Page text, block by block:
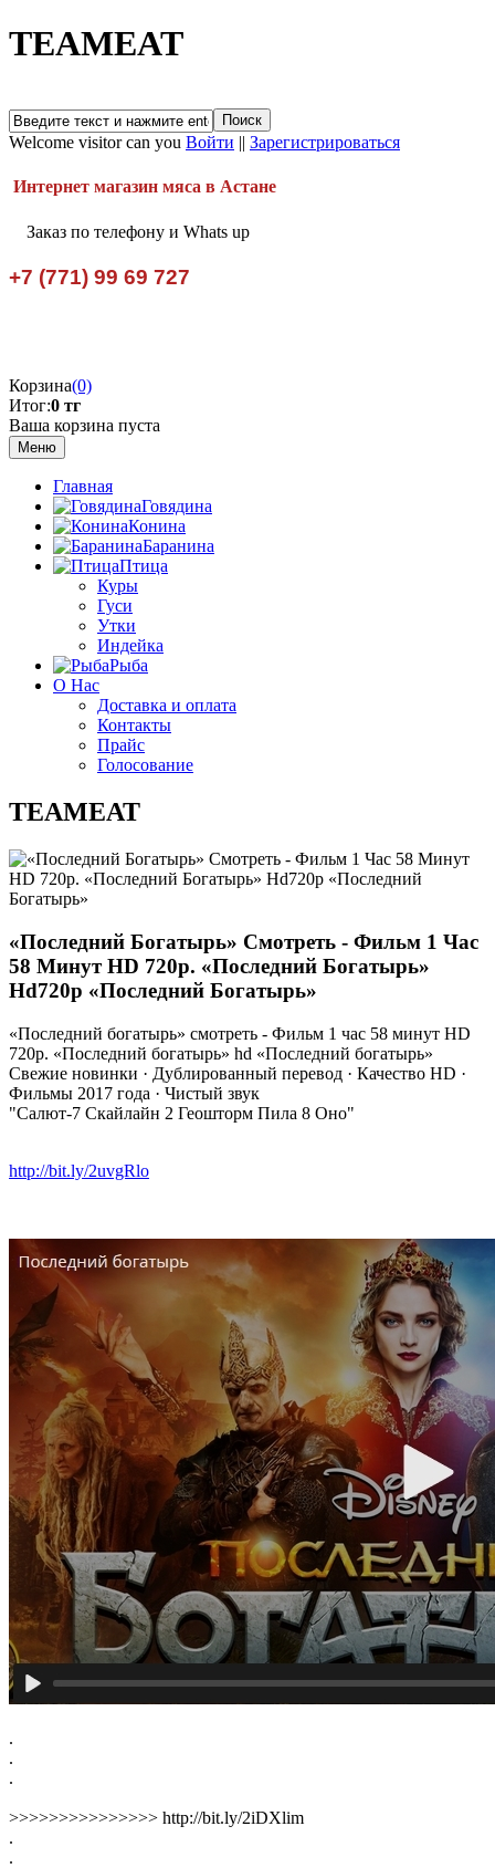
TEAMEAT
Welcome visitor can you Войти || Зарегистрироваться
Интернет магазин мяса в Астане
Заказ по телефону и Whats up
+7 (771) 99 69 727
Корзина(0)
Итог:0 тг
Ваша корзина пуста
Меню
Главная
Говядина
Конина
Баранина
Птица
Куры
Гуси
Утки
Индейка
Рыба
О Нас
Доставка и оплата
Контакты
Прайс
Голосование
TEAMEAT
«Последний Богатырь» Смотреть - Фильм 1 Час
58 Минут HD 720p.‎ «Последний Богатырь»
Hd720p «Последний Богатырь»
«Последний богатырь» смотреть - Фильм 1 час 58 минут HD
720p.‎ «Последний богатырь» hd «Последний богатырь»
Свежие новинки · Дублированный перевод · Качество HD ·
Фильмы 2017 года · Чистый звук
"Салют-7 Скайлайн 2 Геошторм Пила 8 Оно"
http://bit.ly/2uvgRlo
.
.
.
>>>>>>>>>>>>>>> http://bit.ly/2iDXlim
.
.